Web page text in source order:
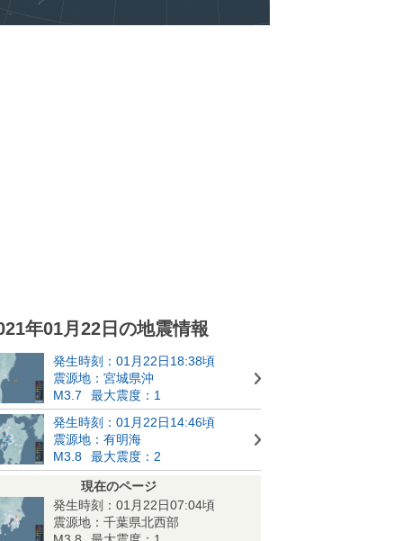
年01月22日の地震情報
発生時刻：01月22日18:38頃
震源地：宮城県沖
M3.7
最大震度：1
発生時刻：01月22日14:46頃
震源地：有明海
M3.8
最大震度：2
現在のページ
発生時刻：01月22日07:04頃
震源地：千葉県北西部